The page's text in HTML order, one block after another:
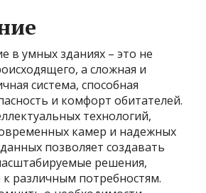
в умных зданиях – это не
а сложная и
система, способная
и комфорт обитателей.
технологий,
камер и надежных
позволяет создавать
решения,
различным потребностям.